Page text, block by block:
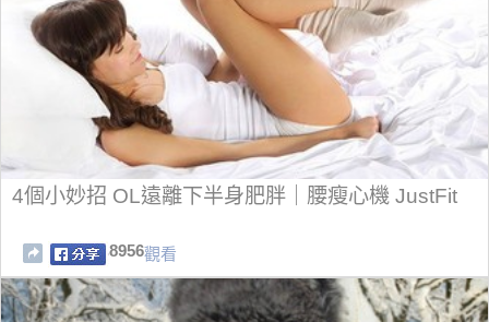
4個小妙招 OL遠離下半身肥胖｜腰瘦心機 JustFit
8956觀看